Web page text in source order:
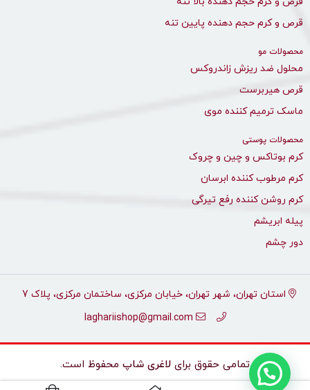
قرص و کرم حجم دهنده پایین تنه
محصولات مو
محلول ضد ریزش زاندروکس
قرص هیربرست
ماسک ترمیم کننده موی
محصولات پوستی
کرم بوتاکس و چین و چروک
کرم مرطوب کننده ابرسان
کرم روشن کننده رفع تیرگی
پیله ابریشم
دور چشم
استان تهران، شهر تهران، خیابان مرکزی، ساختمان مرکزی، پلاک 7
laghariishop@gmail.com
تمامی حقوق برای لاغری شاپ محفوظ است.